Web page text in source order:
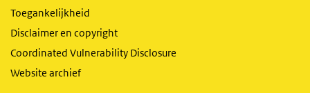
Toegankelijkheid
Disclaimer en copyright
Coordinated Vulnerability Disclosure
Website archief